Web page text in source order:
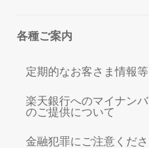
各種ご案内
定期的なお客さま情報
楽天銀行へのマイナン
のご提供について
金融犯罪にご注意くださ